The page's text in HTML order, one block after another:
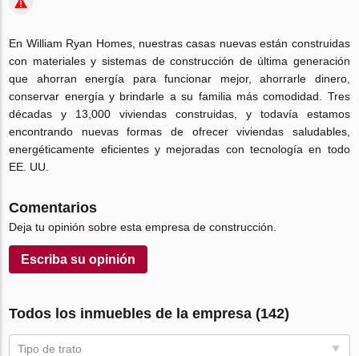
En William Ryan Homes, nuestras casas nuevas están construidas
con materiales y sistemas de construcción de última generación
que ahorran energía para funcionar mejor, ahorrarle dinero,
conservar energía y brindarle a su familia más comodidad.
Tres
décadas y 13,000 viviendas construidas, y todavía estamos
encontrando nuevas formas de ofrecer viviendas saludables,
energéticamente eficientes y mejoradas con tecnología en todo
EE. UU.
Comentarios
Deja tu opinión sobre esta empresa de construcción.
Escriba su opinión
Todos los inmuebles de la empresa (142)
Tipo de trato